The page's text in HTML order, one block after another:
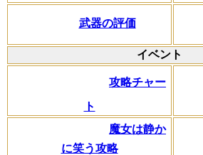
武器の評価
イベント
攻略チャー
ト
魔女は静か
に笑う攻略